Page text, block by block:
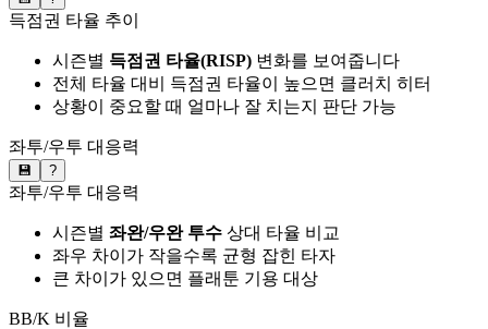
득점권 타율 추이
시즌별 득점권 타율(RISP) 변화를 보여줍니다
전체 타율 대비 득점권 타율이 높으면 클러치 히터
상황이 중요할 때 얼마나 잘 치는지 판단 가능
좌투/우투 대응력
💾 ?
좌투/우투 대응력
시즌별 좌완/우완 투수 상대 타율 비교
좌우 차이가 작을수록 균형 잡힌 타자
큰 차이가 있으면 플래툰 기용 대상
BB/K 비율